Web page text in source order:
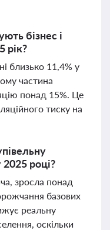
бізнес і
рік?
близько 11,4% у
частина
понад 15%. Це
тиску на
році?
зросла понад
базових
реальну
оскільки